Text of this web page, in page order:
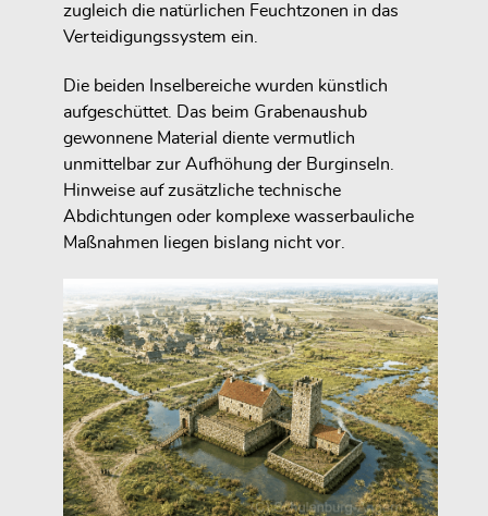
zugleich die natürlichen Feuchtzonen in das
Verteidigungssystem ein.
Die beiden Inselbereiche wurden künstlich
aufgeschüttet. Das beim Grabenaushub
gewonnene Material diente vermutlich
unmittelbar zur Aufhöhung der Burginseln.
Hinweise auf zusätzliche technische
Abdichtungen oder komplexe wasserbauliche
Maßnahmen liegen bislang nicht vor.